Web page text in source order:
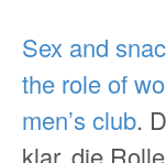
Sex and
the role of
men’s club.
klar, die